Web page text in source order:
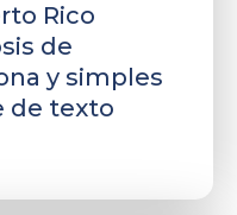
Rico
de
y simples
de texto